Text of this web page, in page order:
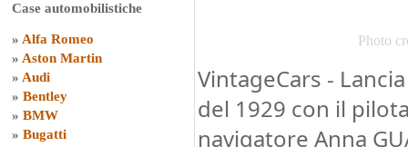
Case automobilistiche
» Alfa Romeo
» Aston Martin
» Audi
» Bentley
» BMW
» Bugatti
Photo
VintageCars -
del 1929 con il
navigatore Anna